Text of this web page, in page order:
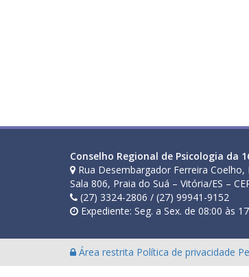
Conselho Regional de Psicologia da
Rua Desembargador Ferreira Coelho,
Sala 806, Praia do Suá – Vitória/ES –
(27) 3324-2806 / (27) 99941-9152
Expediente: Seg. a Sex. de 08:00 às
Área restrita Política de privacidade